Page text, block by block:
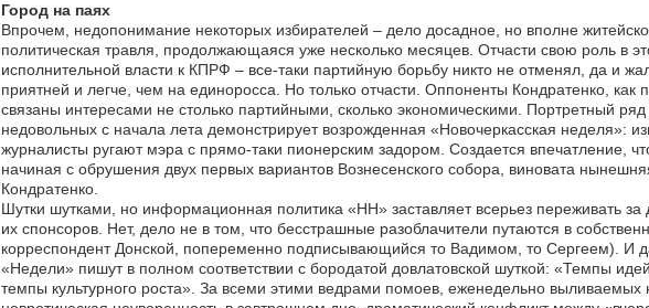
Город на паях
Впрочем, недопонимание некоторых избирателей – дело досадное, но вполне
политическая травля, продолжающаяся уже несколько месяцев. Отчасти свою роль в
исполнительной власти к КПРФ – все-таки партийную борьбу никто не отменял, да и
приятней и легче, чем на единоросса. Но только отчасти. Оппоненты Кондратенко, как
связаны интересами не столько партийными, сколько экономическими. Портретный
недовольных с начала лета демонстрирует возрожденная «Новочеркасская неделя»:
журналисты ругают мэра с прямо-таки пионерским задором. Создается впечатление,
начиная с обрушения двух первых вариантов Вознесенского собора, виновата
Кондратенко.
Шутки шутками, но информационная политика «НН» заставляет всерьез переживать за
их спонсоров. Нет, дело не в том, что бесстрашные разоблачители путаются в
корреспондент Донской, попеременно подписывающийся то Вадимом, то Сергеем). И
«Недели» пишут в полном соответствии с бородатой довлатовской шуткой: «Темпы
темпы культурного роста». За всеми этими ведрами помоев, еженедельно выливаемых